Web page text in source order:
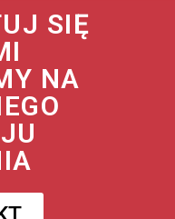
SIĘ
NA